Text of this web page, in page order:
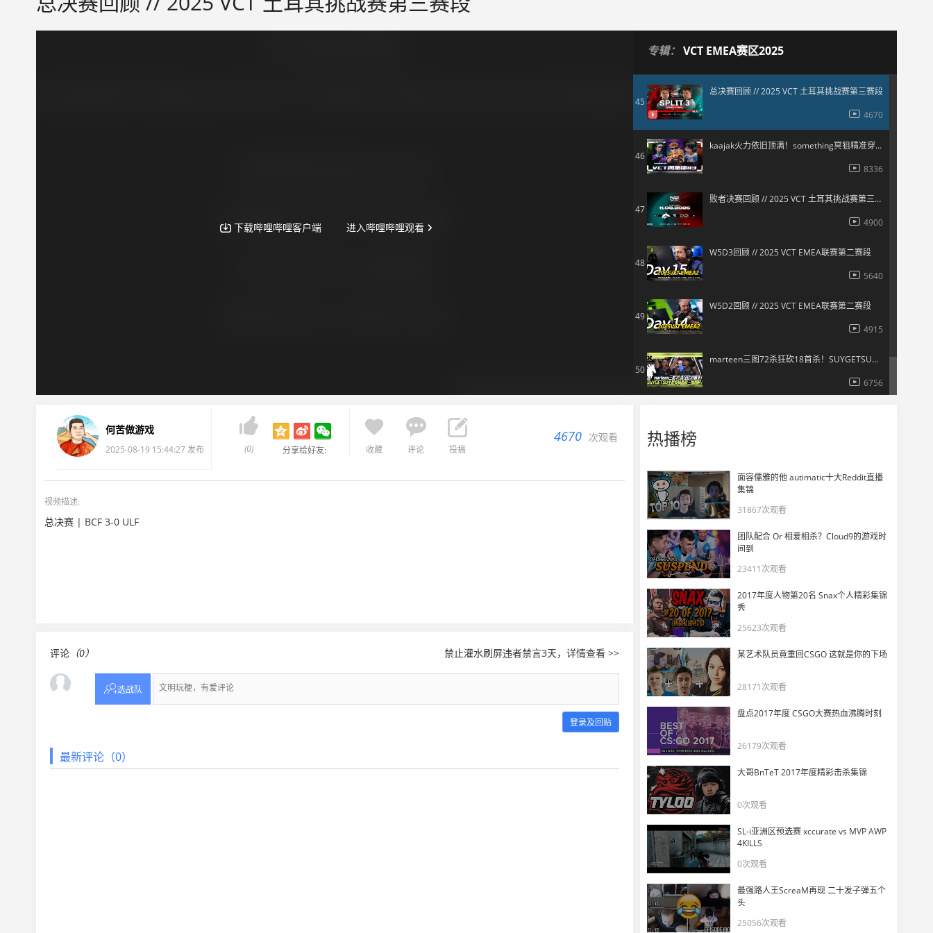
专辑： VCT EMEA赛区2025
45
总决赛回顾 // 2025 VCT 土耳其挑战赛第三赛段
4670
46
kaajak火力依旧顶满！something冥狙精准穿射！sato新人决斗势如破竹！
8336
47
败者决赛回顾 // 2025 VCT 土耳其挑战赛第三赛段
4900
48
W5D3回顾 // 2025 VCT EMEA联赛第二赛段
5640
49
W5D2回顾 // 2025 VCT EMEA联赛第二赛段
4915
50
marteen三图72杀狂砍18首杀！SUYGETSU全是残局血战三图加时！
6756
何苦做游戏
2025-08-19 15:44:27 发布

(0) 分享给好友:

收藏

评论

投搞
4670 次观看
视频描述:
总决赛 | BCF 3-0 ULF
禁止灌水刷屏违者禁言3天，详情查看 >>
评论 （0）
选战队
登录及回贴
最新评论（0）
热播榜
面容儒雅的他 autimatic十大Reddit直播
集锦
31867次观看
团队配合 Or 相爱相杀？Cloud9的游戏时
间到
23411次观看
2017年度人物第20名 Snax个人精彩集锦
秀
25623次观看
某艺术队员竟重回CSGO 这就是你的下场
28171次观看
盘点2017年度 CSGO大赛热血沸腾时刻
26179次观看
大哥BnTeT 2017年度精彩击杀集锦
0次观看
SL-i亚洲区预选赛 xccurate vs MVP AWP
4KILLS
0次观看
最强路人王ScreaM再现 二十发子弹五个
头
25056次观看